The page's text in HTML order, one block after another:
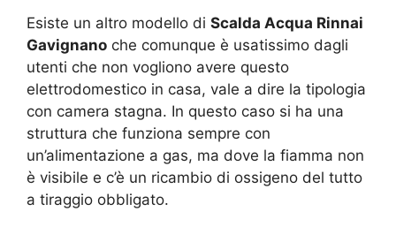
Esiste un altro modello di Scalda Acqua Rinnai
Gavignano che comunque è usatissimo dagli
utenti che non vogliono avere questo
elettrodomestico in casa, vale a dire la tipologia
con camera stagna. In questo caso si ha una
struttura che funziona sempre con
un’alimentazione a gas, ma dove la fiamma non
è visibile e c’è un ricambio di ossigeno del tutto
a tiraggio obbligato.